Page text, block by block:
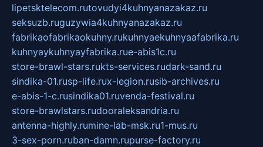
lipetsktelecom.rutovudyi4kuhnyanazakaz.ru
seksuzb.ruguzywia4kuhnyanazakaz.ru
fabrikaofabrikaokuhny.rukuhnyaekuhnyaafabrika.ru
kuhnyaykuhnyayfabrika.rue-abis1c.ru
store-brawl-stars.rukts-services.rudark-sand.ru
sindika-01.rusp-life.rux-legion.rusib-archives.ru
e-abis-1-c.rusindika01.ruvenda-festival.ru
store-brawlstars.rudooraleksandria.ru
antenna-highly.rumine-lab-msk.ru1-mus.ru
3-sex-porn.ruban-damn.rupurse-factory.ru